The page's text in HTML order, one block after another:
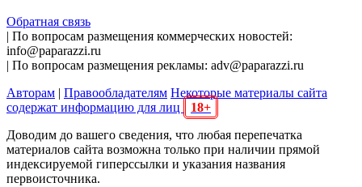
Обратная связь
| По вопросам размещения коммерческих новостей:
info@paparazzi.ru
| По вопросам размещения рекламы: adv@paparazzi.ru
Авторам | Правообладателям Некоторые материалы сайта
содержат информацию для лиц
18+
Доводим до вашего сведения, что любая перепечатка
материалов сайта возможна только при наличии прямой
индексируемой гиперссылки и указания названия
первоисточника.